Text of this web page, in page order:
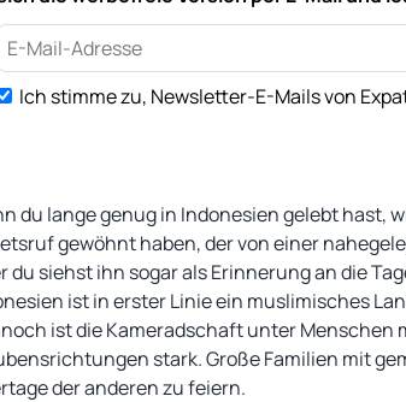
Ich stimme zu, Newsletter-E-Mails von
du lange genug in Indonesien gelebt hast,
gewöhnt haben, der von einer
du siehst ihn sogar als Erinnerung an die
ist in erster Linie ein muslimisches
ist die Kameradschaft unter
stark. Große Familien mit
der anderen zu feiern.